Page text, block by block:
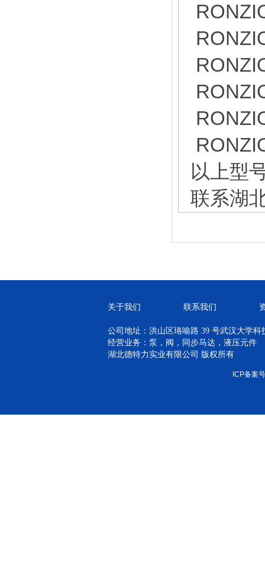
以上型
联系湖
关于我们 联系我们
公司地址：洪山区珞喻路 39 号武汉大学科
经营业务：泵，阀，同步马达，液压元件
湖北德特力实业有限公司 版权所有
ICP备案